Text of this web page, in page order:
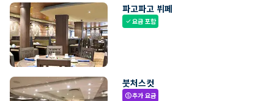
파고파고 뷔페
check요금 포함
붓처스컷
paid추가 요금